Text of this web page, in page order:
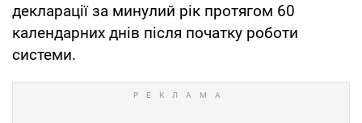
декларації за минулий рік протягом 60
календарних днів після початку роботи
системи.